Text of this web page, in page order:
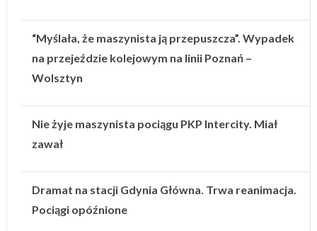
“Myślała, że maszynista ją przepuszcza”. Wypadek
na przejeździe kolejowym na linii Poznań –
Wolsztyn
Nie żyje maszynista pociągu PKP Intercity. Miał
zawał
Dramat na stacji Gdynia Główna. Trwa reanimacja.
Pociągi opóźnione